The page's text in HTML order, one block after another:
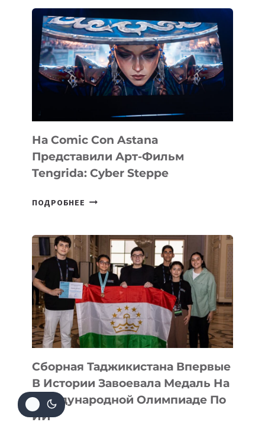
На Comic Con Astana
Представили Арт-Фильм
Tengrida: Cyber Steppe
ПОДРОБНЕЕ НА
ASTANA
ПРЕДСТАВИЛИ
АРТ-
ФИЛЬМ
TENGRIDA:
CYBER
STEPPE
Сборная Таджикистана Впервые
В Истории Завоевала Медаль На
Международной Олимпиаде По
ИИ